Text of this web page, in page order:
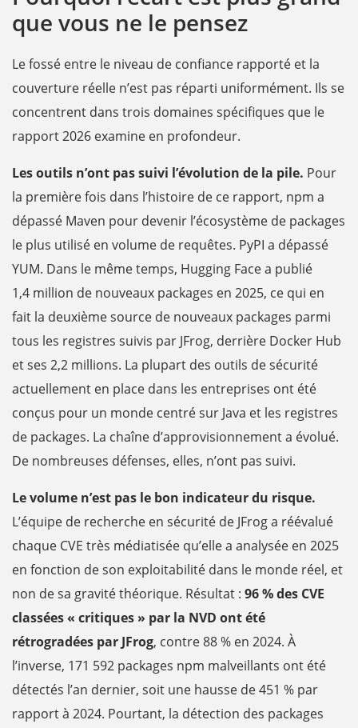
que vous ne le pensez
Le fossé entre le niveau de confiance rapporté et la
couverture réelle n’est pas réparti uniformément. Ils se
concentrent dans trois domaines spécifiques que le
rapport 2026 examine en profondeur.
Les outils n’ont pas suivi l’évolution de la pile. Pour
la première fois dans l’histoire de ce rapport, npm a
dépassé Maven pour devenir l’écosystème de packages
le plus utilisé en volume de requêtes. PyPI a dépassé
YUM. Dans le même temps, Hugging Face a publié
1,4 million de nouveaux packages en 2025, ce qui en
fait la deuxième source de nouveaux packages parmi
tous les registres suivis par JFrog, derrière Docker Hub
et ses 2,2 millions. La plupart des outils de sécurité
actuellement en place dans les entreprises ont été
conçus pour un monde centré sur Java et les registres
de packages. La chaîne d’approvisionnement a évolué.
De nombreuses défenses, elles, n’ont pas suivi.
Le volume n’est pas le bon indicateur du risque.
L’équipe de recherche en sécurité de JFrog a réévalué
chaque CVE très médiatisée qu’elle a analysée en 2025
en fonction de son exploitabilité dans le monde réel, et
non de sa gravité théorique. Résultat : 96 % des CVE
classées « critiques » par la NVD ont été
rétrogradées par JFrog, contre 88 % en 2024. À
l’inverse, 171 592 packages npm malveillants ont été
détectés l’an dernier, soit une hausse de 451 % par
rapport à 2024. Pourtant, la détection des packages